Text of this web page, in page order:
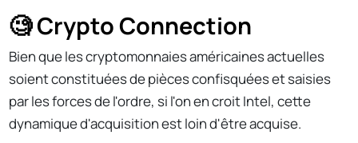
🧐 Crypto Connection
Bien que les cryptomonnaies américaines actuelles
soient constituées de pièces confisquées et saisies
par les forces de l'ordre, si l'on en croit Intel, cette
dynamique d'acquisition est loin d'être acquise.